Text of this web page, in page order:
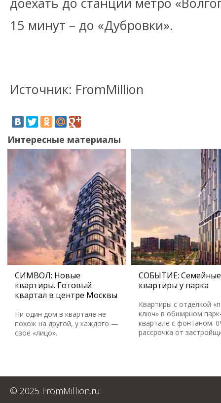
15 минут – до «Дубровки».
Источник: FromMillion
Интересные материалы
СИМВОЛ: Новые
квартиры. Готовый
квартал в центре Москвы
Ни один дом в квартале не
похож на другой, у каждого —
своё «лицо».
СОБЫТИЕ: Семейные
квартиры у парка
Квартиры с отделкой
ключ» в обширном
квартале с фонтаном.
рассрочка от
© 2025 FromMillion.ru